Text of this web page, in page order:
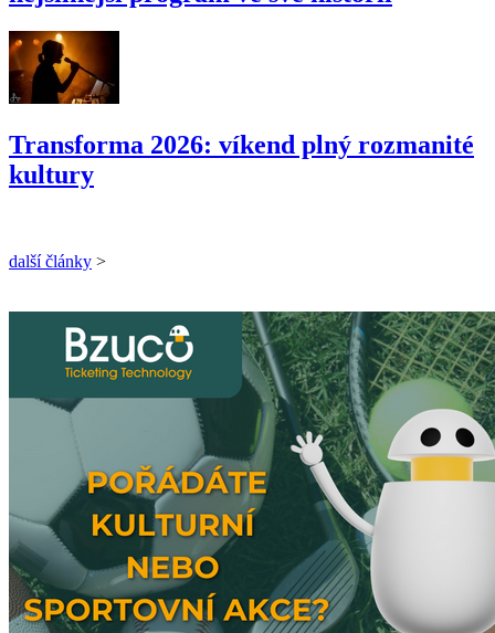
Transforma 2026: víkend plný rozmanité
kultury
další články >